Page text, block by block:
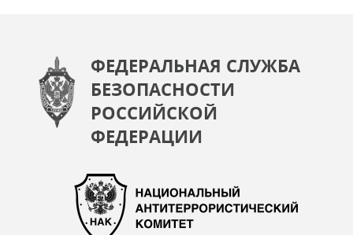
ФЕДЕРАЛЬНАЯ СЛУЖБА
БЕЗОПАСНОСТИ
РОССИЙСКОЙ
ФЕДЕРАЦИИ